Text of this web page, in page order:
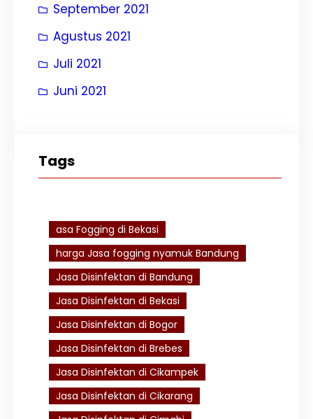
September 2021
Agustus 2021
Juli 2021
Juni 2021
Tags
asa Fogging di Bekasi
harga Jasa fogging nyamuk Bandung
Jasa Disinfektan di Bandung
Jasa Disinfektan di Bekasi
Jasa Disinfektan di Bogor
Jasa Disinfektan di Brebes
Jasa Disinfektan di Cikampek
Jasa Disinfektan di Cikarang